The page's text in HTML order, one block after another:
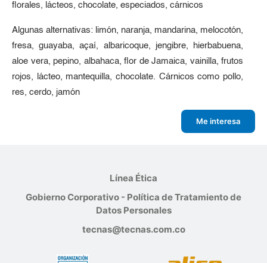
florales, lácteos, chocolate, especiados, cárnicos
Algunas alternativas: limón, naranja, mandarina, melocotón,
fresa, guayaba, açaí, albaricoque, jengibre, hierbabuena,
aloe vera, pepino, albahaca, flor de Jamaica, vainilla, frutos
rojos, lácteo, mantequilla, chocolate. Cárnicos como pollo,
res, cerdo, jamón
Me interesa
Línea Ética
Gobierno Corporativo - Política de Tratamiento de
Datos Personales
tecnas@tecnas.com.co